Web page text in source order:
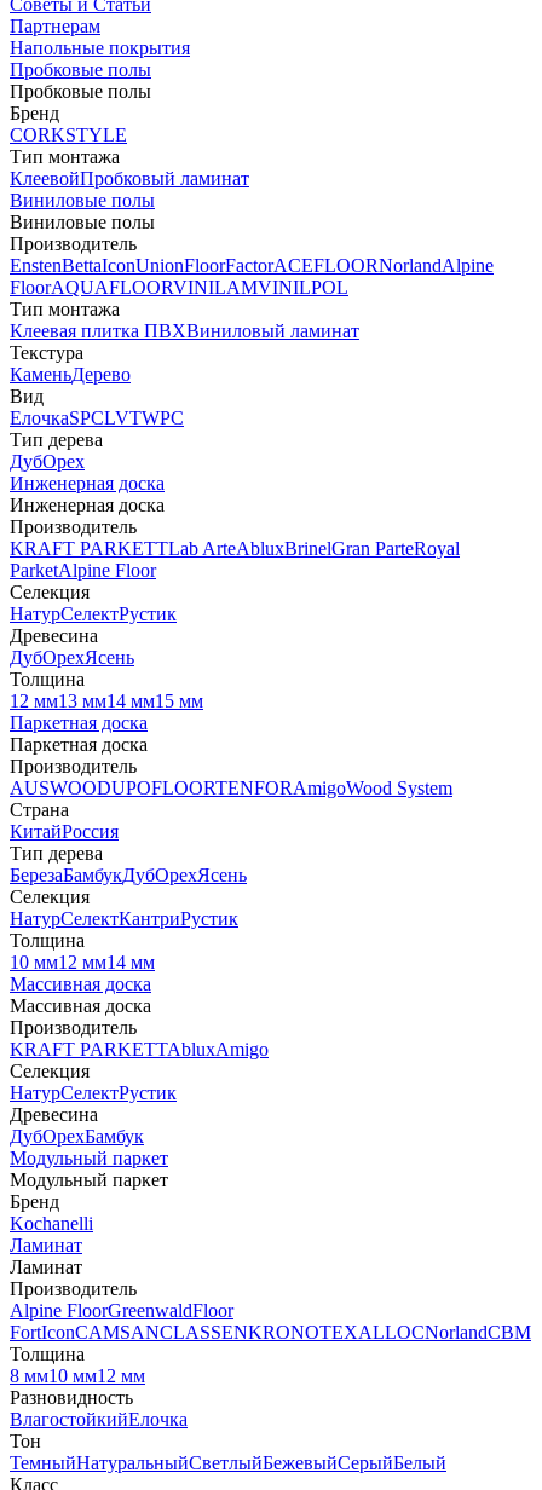
Советы и Статьи
Партнерам
Напольные покрытия
Пробковые полы
Пробковые полы
Бренд
CORKSTYLE
Тип монтажа
КлеевойПробковый ламинат
Виниловые полы
Виниловые полы
Производитель
EnstenBettaIconUnionFloorFactorACEFLOORNorlandAlpine
FloorAQUAFLOORVINILAMVINILPOL
Тип монтажа
Клеевая плитка ПВХВиниловый ламинат
Текстура
КаменьДерево
Вид
ЕлочкаSPCLVTWPC
Тип дерева
ДубОрех
Инженерная доска
Инженерная доска
Производитель
KRAFT PARKETTLab ArteAbluxBrinelGran ParteRoyal
ParketAlpine Floor
Селекция
НатурСелектРустик
Древесина
ДубОрехЯсень
Толщина
12 мм13 мм14 мм15 мм
Паркетная доска
Паркетная доска
Производитель
AUSWOODUPOFLOORTENFORAmigoWood System
Страна
КитайРоссия
Тип дерева
БерезаБамбукДубОрехЯсень
Селекция
НатурСелектКантриРустик
Толщина
10 мм12 мм14 мм
Массивная доска
Массивная доска
Производитель
KRAFT PARKETTAbluxAmigo
Селекция
НатурСелектРустик
Древесина
ДубОрехБамбук
Модульный паркет
Модульный паркет
Бренд
Kochanelli
Ламинат
Ламинат
Производитель
Alpine FloorGreenwaldFloor
FortIconCAMSANCLASSENKRONOTEXALLOCNorlandCBM
Толщина
8 мм10 мм12 мм
Разновидность
ВлагостойкийЕлочка
Тон
ТемныйНатуральныйСветлыйБежевыйСерыйБелый
Класс